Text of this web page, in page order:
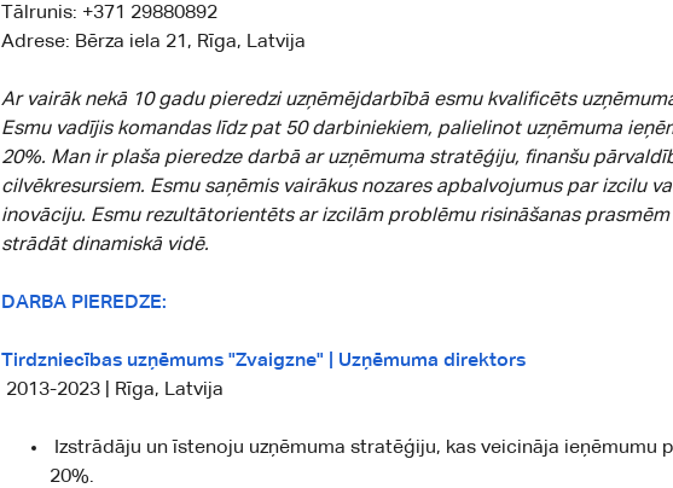
Tālrunis: +371 29880892
Adrese: Bērza iela 21, Rīga, Latvija
Ar vairāk nekā 10 gadu pieredzi uzņēmējdarbībā esmu kvalificēts
Esmu vadījis komandas līdz pat 50 darbiniekiem, palielinot uzņēmuma
20%. Man ir plaša pieredze darbā ar uzņēmuma stratēģiju, finanšu
cilvēkresursiem. Esmu saņēmis vairākus nozares apbalvojumus par izcilu
inovāciju. Esmu rezultātorientēts ar izcilām problēmu risināšanas prasmēm
strādāt dinamiskā vidē.
DARBA PIEREDZE:
Tirdzniecības uzņēmums "Zvaigzne" | Uzņēmuma direktors
2013-2023 | Rīga, Latvija
Izstrādāju un īstenoju uzņēmuma stratēģiju, kas veicināja ieņēmumu
20%.